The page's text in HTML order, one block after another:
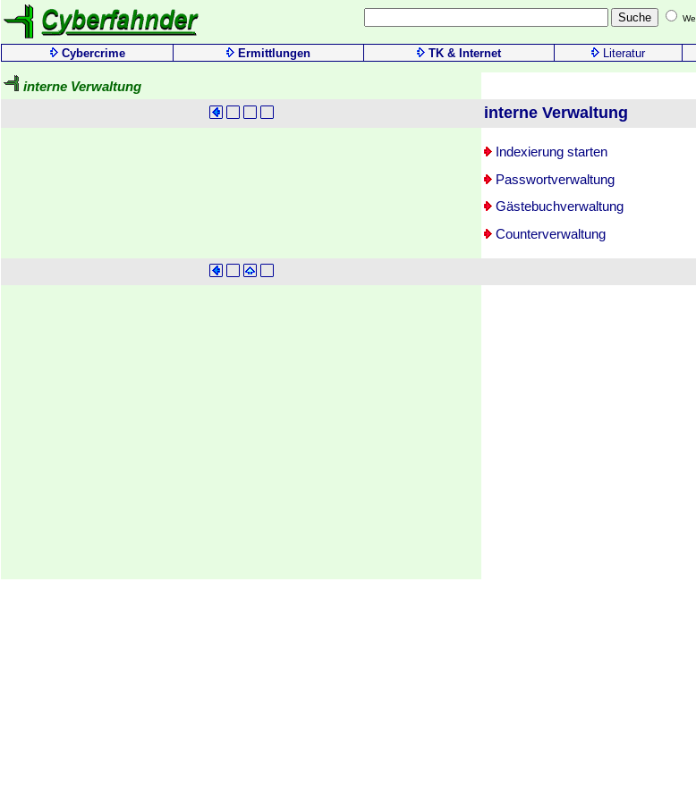
Cybercrime Ermittlungen TK & Internet Literatur
interne Verwaltung
interne Verwaltung
Indexierung starten
Passwortverwaltung
Gästebuchverwaltung
Counterverwaltung